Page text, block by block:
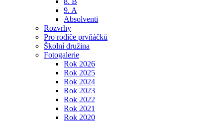
9. A
Absolventi
Rozvrhy
Pro rodiče prvňáčků
Školní družina
Fotogalerie
Rok 2026
Rok 2025
Rok 2024
Rok 2023
Rok 2022
Rok 2021
Rok 2020